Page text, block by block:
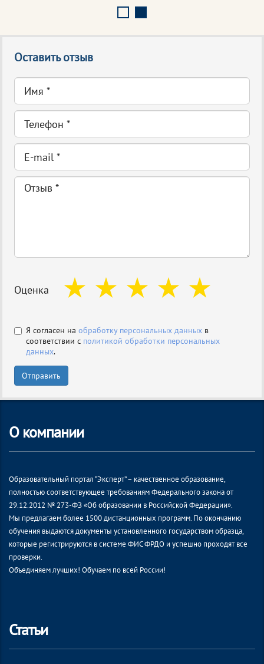
Оставить отзыв
Оценка
Я согласен на обработку персональных данных в
соответствии с политикой обработки персональных
данных.
Отправить
О компании
Образовательный портал “Эксперт” – качественное образование,
полностью соответствующее требованиям Федерального закона от
29.12.2012 № 273-ФЗ «Об образовании в Российской Федерации».
Мы предлагаем более 1500 дистанционных программ. По окончанию
обучения выдаются документы установленного государством образца,
которые регистрируются в системе ФИС ФРДО и успешно проходят все
проверки.
Объединяем лучших! Обучаем по всей России!
Статьи